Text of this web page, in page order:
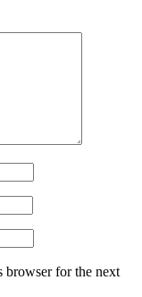
browser for the next